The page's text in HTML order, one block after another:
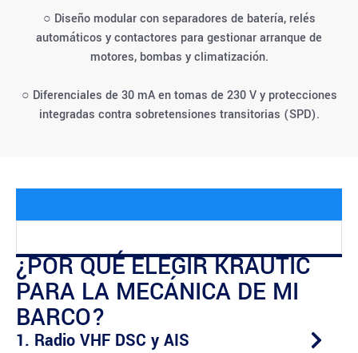
○ Diseño modular con separadores de batería, relés
automáticos y contactores para gestionar arranque de
motores, bombas y climatización.
○ Diferenciales de 30 mA en tomas de 230 V y protecciones
integradas contra sobretensiones transitorias (SPD).
¿POR QUÉ ELEGIR KRAUTIC
PARA LA MECÁNICA DE MI
BARCO?
1. Radio VHF DSC y AIS